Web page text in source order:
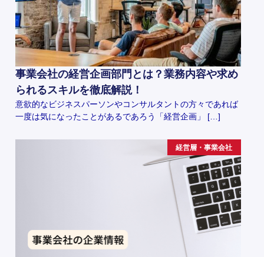
事業会社の経営企画部門とは？業務内容や求め
られるスキルを徹底解説！
意欲的なビジネスパーソンやコンサルタントの方々であれば
一度は気になったことがあるであろう「経営企画」 […]
経営層・事業会社